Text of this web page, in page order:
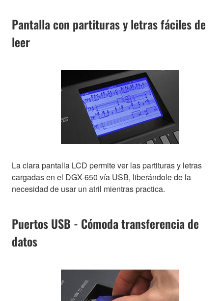
Pantalla con partituras y letras fáciles de
leer
La clara pantalla LCD permite ver las partituras y letras
cargadas en el DGX-650 vía USB, liberándole de la
necesidad de usar un atril mientras practica.
Puertos USB - Cómoda transferencia de
datos